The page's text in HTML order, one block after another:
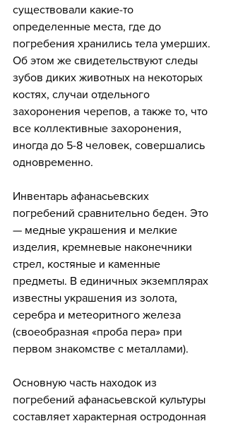
существовали какие-то
определенные места, где до
погребения хранились тела умерших.
Об этом же свидетельствуют следы
зубов диких животных на некоторых
костях, случаи отдельного
захоронения черепов, а также то, что
все коллективные захоронения,
иногда до 5-8 человек, совершались
одновременно.
Инвентарь афанасьевских
погребений сравнительно беден. Это
— медные украшения и мелкие
изделия, кремневые наконечники
стрел, костяные и каменные
предметы. В единичных экземплярах
известны украшения из золота,
серебра и метеоритного железа
(своеобразная «проба пера» при
первом знакомстве с металлами).
Основную часть находок из
погребений афанасьевской культуры
составляет характерная остродонная